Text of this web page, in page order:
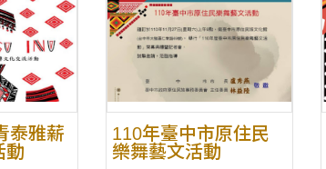
泰雅薪
動
110年臺中市原住民
樂舞藝文活動